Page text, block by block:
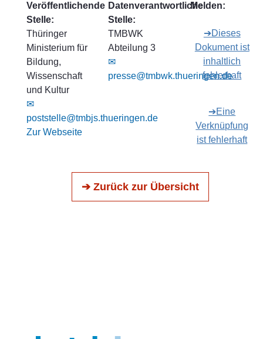
Veröffentlichende
Stelle:
Thüringer
Ministerium für
Bildung,
Wissenschaft
und Kultur
✉
poststelle@tmbjs.thueringen.de
Zur Webseite
Datenverantwortliche
Stelle:
TMBWK
Abteilung 3
✉
presse@tmbwk.thueringen.de
Melden:
➔Dieses
Dokument ist
inhaltlich
fehlerhaft
➔Eine
Verknüpfung
ist fehlerhaft
➔ Zurück zur Übersicht